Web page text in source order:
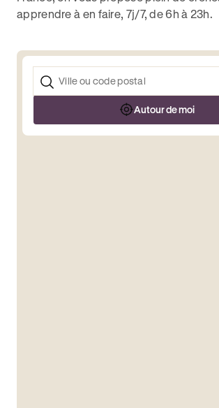
apprendre à en faire, 7j/7, de 6h à 23h.
Autour de moi